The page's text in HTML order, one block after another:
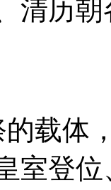
清历
载体
室登